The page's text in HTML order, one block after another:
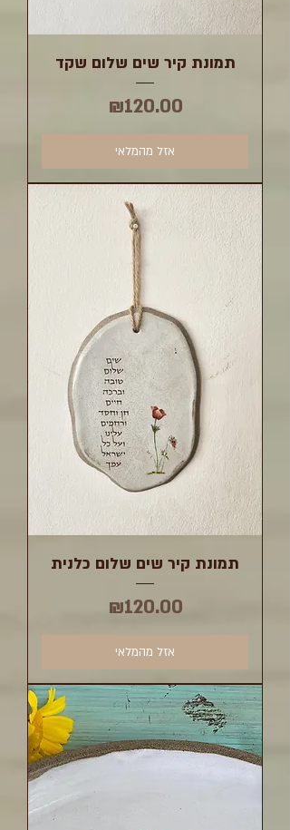
תמונת קיר שים שלום שקד
מחיר
₪120.00
אזל מהמלאי
תמונת קיר שים שלום כלנית
מחיר
₪120.00
אזל מהמלאי